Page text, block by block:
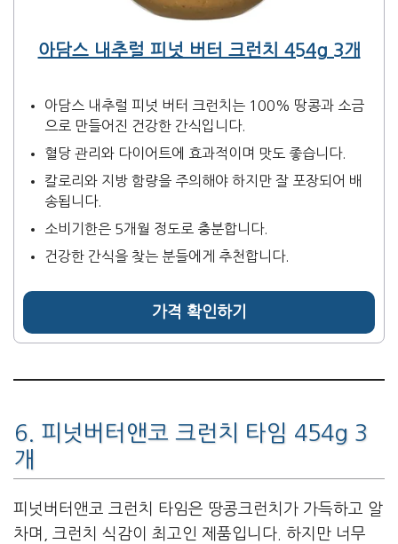
아담스 내추럴 피넛 버터 크런치 454g 3개
아담스 내추럴 피넛 버터 크런치는 100% 땅콩과 소금
으로 만들어진 건강한 간식입니다.
혈당 관리와 다이어트에 효과적이며 맛도 좋습니다.
칼로리와 지방 함량을 주의해야 하지만 잘 포장되어 배
송됩니다.
소비기한은 5개월 정도로 충분합니다.
건강한 간식을 찾는 분들에게 추천합니다.
가격 확인하기
6. 피넛버터앤코 크런치 타임 454g 3
개
피넛버터앤코 크런치 타임은 땅콩크런치가 가득하고 알
차며, 크런치 식감이 최고인 제품입니다. 하지만 너무